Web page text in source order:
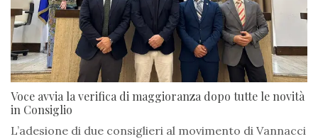
Voce avvia la verifica di maggioranza dopo tutte le novità
in Consiglio
L’adesione di due consiglieri al movimento di Vannacci